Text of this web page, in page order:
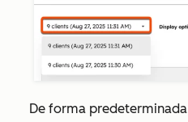
De forma